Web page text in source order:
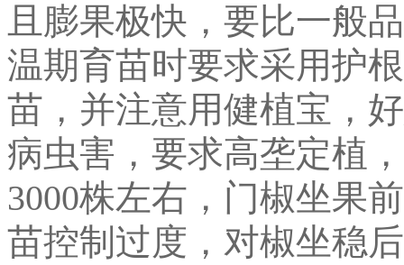
且膨果极快，要比一般
温期育苗时要求采用护
苗，并注意用健植宝，
病虫害，要求高垄定植
3000株左右，门椒坐果
苗控制过度，对椒坐稳